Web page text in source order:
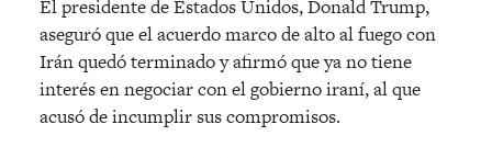
El presidente de Estados Unidos, Donald Trump,
aseguró que el acuerdo marco de alto al fuego con
Irán quedó terminado y afirmó que ya no tiene
interés en negociar con el gobierno iraní, al que
acusó de incumplir sus compromisos.